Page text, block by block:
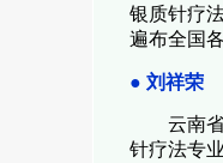
银质针疗
遍布全国各
● 刘祥荣
云南
针疗法专